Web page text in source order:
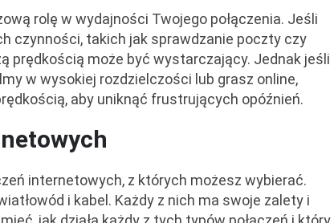
rolę w wydajności Twojego połączenia. Jeśli
czynności, takich jak sprawdzanie poczty czy
prędkością może być wystarczający. Jednak jeśli
w wysokiej rozdzielczości lub grasz online,
aby uniknąć frustrujących opóźnień.
internetowych, z których możesz wybierać.
i kabel. Każdy z nich ma swoje zalety i